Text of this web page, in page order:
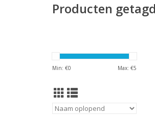
Producten
Min: €0 Max: €5